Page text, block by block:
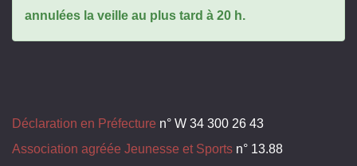
annulées la veille au plus tard à 20 h.
Déclaration en Préfecture n° W 34 300 26 43
Association agréée Jeunesse et Sports n° 13.88